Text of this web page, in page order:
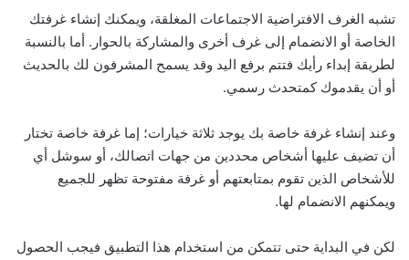
تشبه الغرف الافتراضية الاجتماعات المغلقة، ويمكنك إنشاء غرفتك
الخاصة أو الانضمام إلى غرف أخرى والمشاركة بالحوار. أما بالنسبة
لطريقة إبداء رأيك فتتم برفع اليد وقد يسمح المشرفون لك بالحديث
أو أن يقدموك كمتحدث رسمي.
وعند إنشاء غرفة خاصة بك يوجد ثلاثة خيارات؛ إما غرفة خاصة تختار
أن تضيف عليها أشخاص محددين من جهات اتصالك، أو سوشل أي
للأشخاص الذين تقوم بمتابعتهم أو غرفة مفتوحة تظهر للجميع
ويمكنهم الانضمام لها.
لكن في البداية حتى تتمكن من استخدام هذا التطبيق فيجب الحصول